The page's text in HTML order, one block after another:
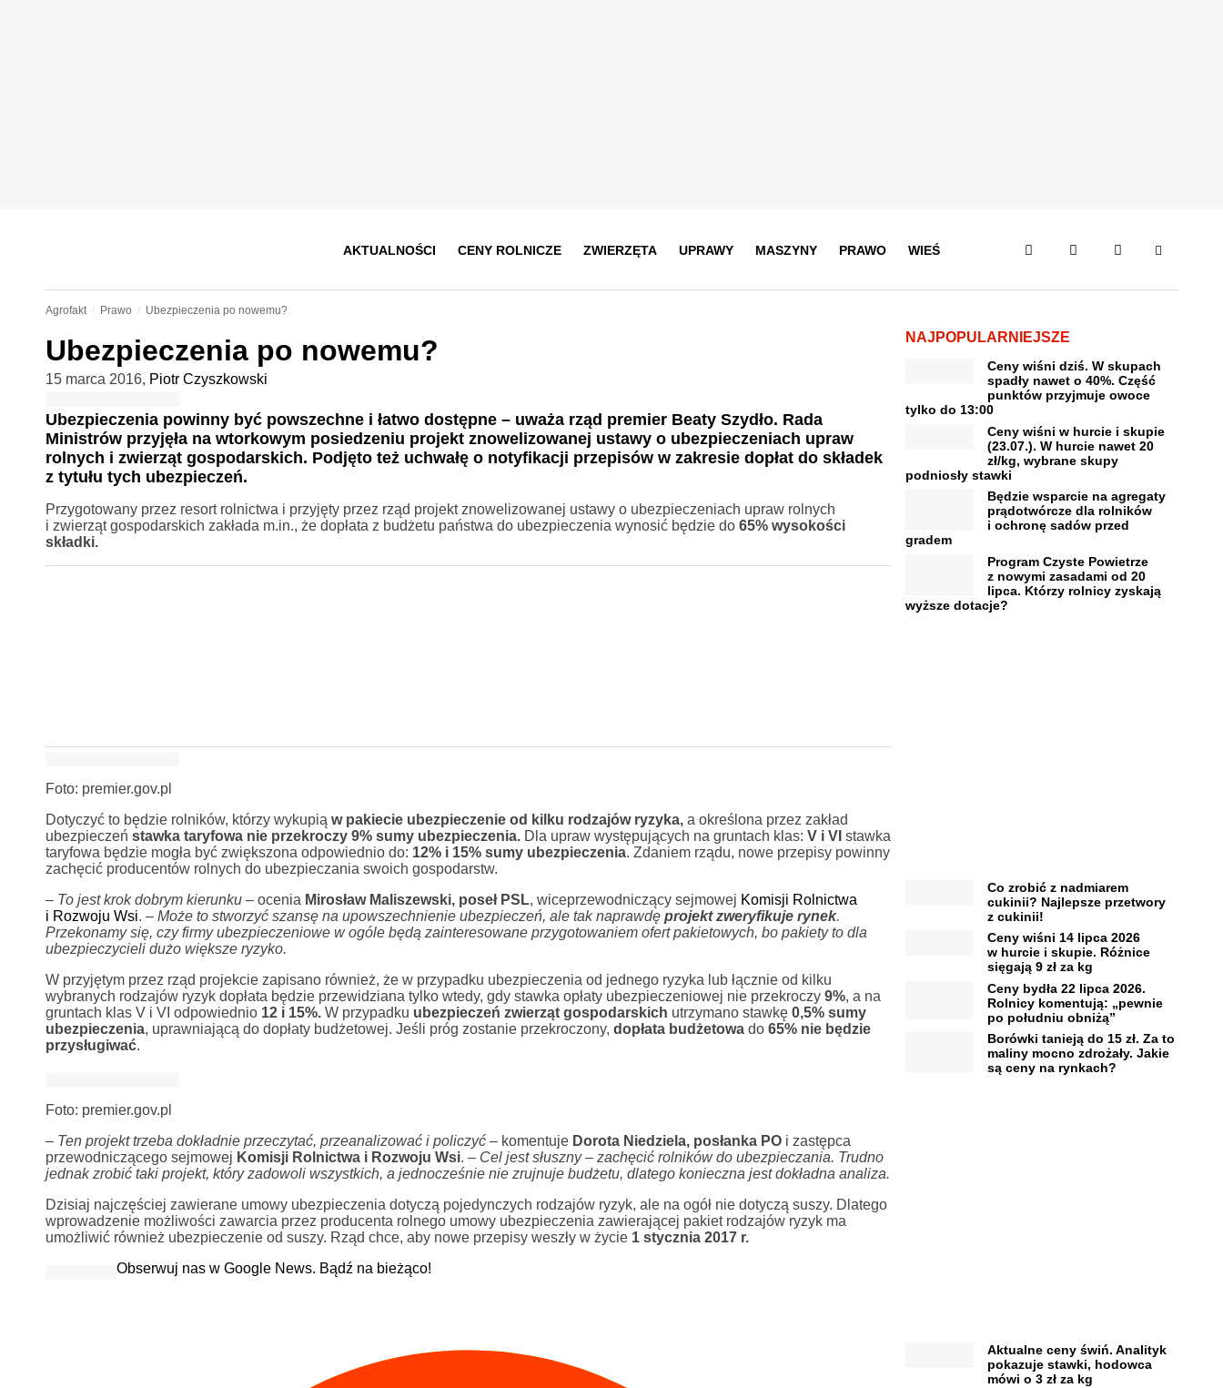
AKTUALNOŚCI CENY ROLNICZE ZWIERZĘTA UPRAWY MASZYNY PRAWO WIEŚ
Agrofakt Prawo Ubezpieczenia po nowemu?
Ubezpieczenia po nowemu?
15 marca 2016, Piotr Czyszkowski
Ubezpieczenia powinny być powszechne i łatwo dostępne – uważa rząd premier Beaty Szydło. Rada
Ministrów przyjęła na wtorkowym posiedzeniu projekt znowelizowanej ustawy o ubezpieczeniach upraw
rolnych i zwierząt gospodarskich. Podjęto też uchwałę o notyfikacji przepisów w zakresie dopłat do składek
z tytułu tych ubezpieczeń.
Przygotowany przez resort rolnictwa i przyjęty przez rząd projekt znowelizowanej ustawy o ubezpieczeniach upraw rolnych
i zwierząt gospodarskich zakłada m.in., że dopłata z budżetu państwa do ubezpieczenia wynosić będzie do 65% wysokości
składki.
Foto: premier.gov.pl
Dotyczyć to będzie rolników, którzy wykupią w pakiecie ubezpieczenie od kilku rodzajów ryzyka,a określona przez zakład
ubezpieczeń stawka taryfowa nie przekroczy 9% sumy ubezpieczenia.Dla upraw występujących na gruntach klas: V i VI stawka
taryfowa będzie mogła być zwiększona odpowiednio do: 12% i 15% sumy ubezpieczenia. Zdaniem rządu, nowe przepisy powinny
zachęcić producentów rolnych do ubezpieczania swoich gospodarstw.
– To jest krok dobrym kierunku– ocenia Mirosław Maliszewski, poseł PSL, wiceprzewodniczący sejmowej Komisji Rolnictwa
i Rozwoju Wsi. – Może to stworzyć szansę na upowszechnienie ubezpieczeń, ale tak naprawdę projekt zweryfikuje rynek.
Przekonamy się, czy firmy ubezpieczeniowe w ogóle będą zainteresowane przygotowaniem ofert pakietowych, bo pakiety to dla
ubezpieczycieli dużo większe ryzyko.
W przyjętym przez rząd projekcie zapisano również, że w przypadku ubezpieczenia od jednego ryzyka lub łącznie od kilku
wybranych rodzajów ryzyk dopłata będzie przewidziana tylko wtedy, gdy stawka opłaty ubezpieczeniowej nie przekroczy 9%, a na
gruntach klas V i VI odpowiednio 12 i 15%.W przypadku ubezpieczeń zwierząt gospodarskich utrzymano stawkę 0,5% sumy
ubezpieczenia, uprawniającą do dopłaty budżetowej. Jeśli próg zostanie przekroczony, dopłata budżetowado 65% nie będzie
przysługiwać.
Foto: premier.gov.pl
– Ten projekt trzeba dokładnie przeczytać, przeanalizować i policzyć – komentuje Dorota Niedziela, posłanka POi zastępca
przewodniczącego sejmowej Komisji Rolnictwa i Rozwoju Wsi. –Cel jest słuszny – zachęcić rolników do ubezpieczania. Trudno
jednak zrobić taki projekt, który zadowoli wszystkich, a jednocześnie nie zrujnuje budżetu, dlatego konieczna jest dokładna analiza.
Dzisiaj najczęściej zawierane umowy ubezpieczenia dotyczą pojedynczych rodzajów ryzyk, ale na ogół nie dotyczą suszy. Dlatego
wprowadzenie możliwości zawarcia przez producenta rolnego umowy ubezpieczenia zawierającej pakiet rodzajów ryzyk ma
umożliwić również ubezpieczenie od suszy. Rząd chce, aby nowe przepisy weszły w życie 1 stycznia 2017 r.
Obserwuj nas w Google News. Bądź na bieżąco!
NAJPOPULARNIEJSZE
Ceny wiśni dziś. W skupach
spadły nawet o 40%. Część
punktów przyjmuje owoce
tylko do 13:00
Ceny wiśni w hurcie i skupie
(23.07.). W hurcie nawet 20
zł/kg, wybrane skupy
podniosły stawki
Będzie wsparcie na agregaty
prądotwórcze dla rolników
i ochronę sadów przed
gradem
Program Czyste Powietrze
z nowymi zasadami od 20
lipca. Którzy rolnicy zyskają
wyższe dotacje?
Co zrobić z nadmiarem
cukinii? Najlepsze przetwory
z cukinii!
Ceny wiśni 14 lipca 2026
w hurcie i skupie. Różnice
sięgają 9 zł za kg
Ceny bydła 22 lipca 2026.
Rolnicy komentują: „pewnie
po południu obniżą”
Borówki tanieją do 15 zł. Za to
maliny mocno zdrożały. Jakie
są ceny na rynkach?
Aktualne ceny świń. Analityk
pokazuje stawki, hodowca
mówi o 3 zł za kg